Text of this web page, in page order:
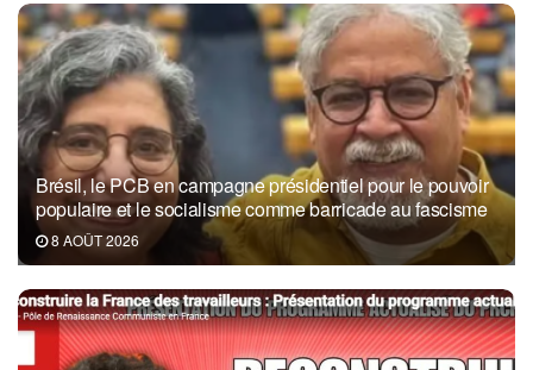
Brésil, le PCB en campagne présidentiel pour le pouvoir
populaire et le socialisme comme barricade au fascisme
8 AOÛT 2026